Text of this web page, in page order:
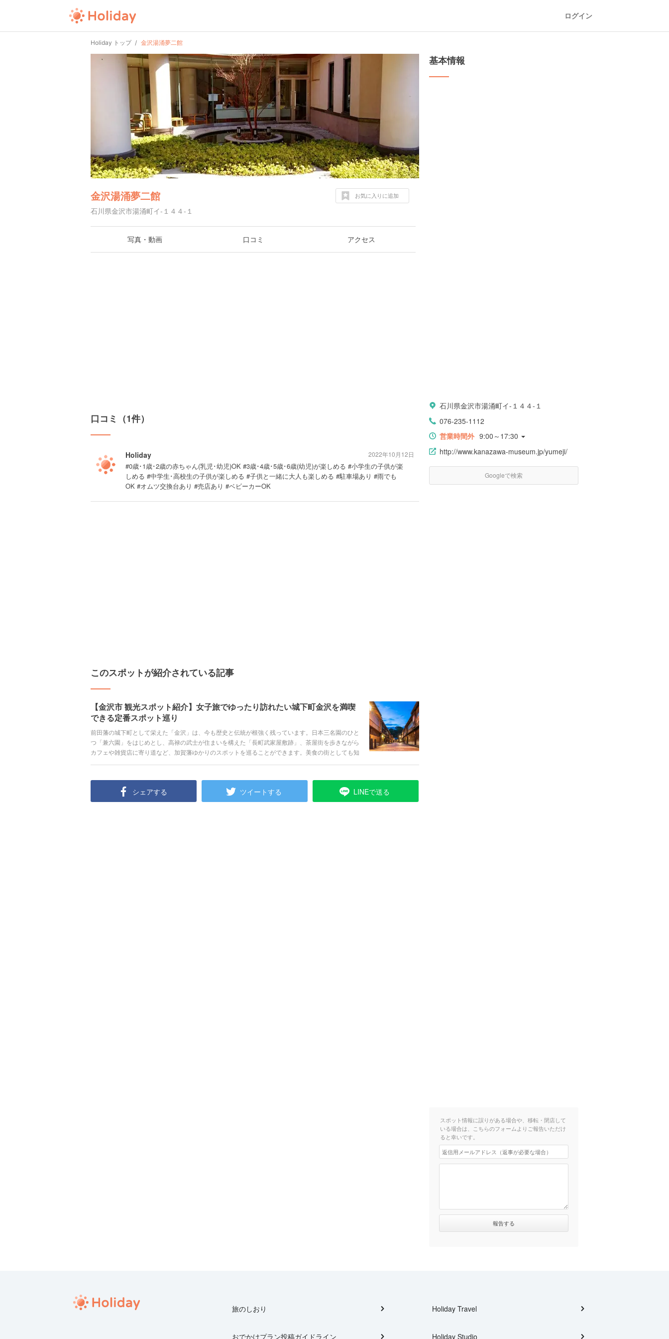
ログイン
Holiday トップ 金沢湯涌夢二館
金沢湯涌夢二館
石川県金沢市湯涌町イ-１４４-１
お気に入りに追加
写真・動画 口コミ アクセス
口コミ（1件）
Holiday
#0歳･1歳･2歳の赤ちゃん(乳児･幼児)OK #3歳･4歳･5歳･6歳(幼児)が楽しめる #小学生の子供が楽
しめる #中学生･高校生の子供が楽しめる #子供と一緒に大人も楽しめる #駐車場あり #雨でも
OK #オムツ交換台あり #売店あり #ベビーカーOK
2022年10月12日
このスポットが紹介されている記事
【金沢市 観光スポット紹介】女子旅でゆったり訪れたい城下町金沢を満喫
できる定番スポット巡り
前田藩の城下町として栄えた「金沢」は、今も歴史と伝統が根強く残っています。日本三名園のひと
つ「兼六園」をはじめとし、高禄の武士が住まいを構えた「長町武家屋敷跡」、茶屋街を歩きながら
カフェや雑貨店に寄り道など、加賀藩ゆかりのスポットを巡ることができます。美食の街としても知
シェアする ツイートする LINEで送る
基本情報
石川県金沢市湯涌町イ-１４４-１
076-235-1112
営業時間外 9:00～17:30
http://www.kanazawa-museum.jp/yumeji/
Googleで検索
スポット情報に誤りがある場合や、移転・閉店して
いる場合は、こちらのフォームよりご報告いただけ
ると幸いです。
旅のしおり
おでかけプラン投稿ガイドライン
Holiday Travel
Holiday Studio